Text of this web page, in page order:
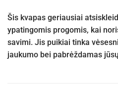
Šis kvapas geriausiai
ypatingomis progomis, kai
savimi. Jis puikiai tinka
jaukumo bei pabrėždamas